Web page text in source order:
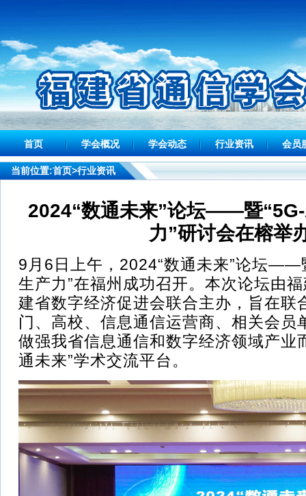
首页 学会概况 学会动态 行业资讯 会员
当前位置:首页>行业资讯
2024“数通未来”论坛——暨
力”研讨会在榕举
9月6日上午，2024“数通未来”论坛——
生产力”在福州成功召开。本次论坛由
建省数字经济促进会联合主办，旨在联
门、高校、信息通信运营商、相关会员
做强我省信息通信和数字经济领域产
通未来”学术交流平台。